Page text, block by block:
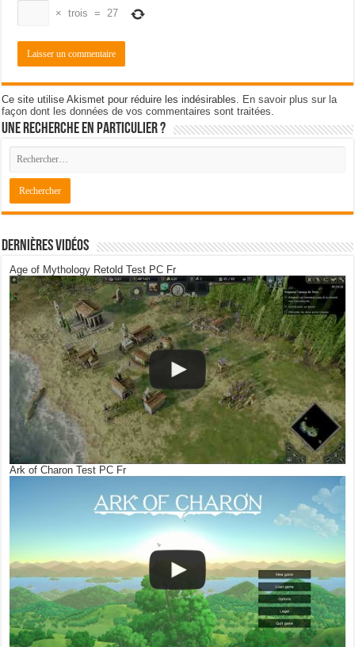
× trois = 27
Ce site utilise Akismet pour réduire les indésirables.
En savoir plus sur la
façon dont les données de vos commentaires sont traitées
Une recherche en particulier ?
Dernières Vidéos
Age of Mythology Retold Test PC Fr
Ark of Charon Test PC Fr